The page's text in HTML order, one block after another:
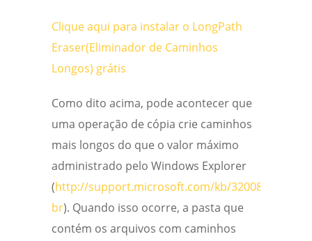
Clique aqui para instalar o LongPath
Eraser(Eliminador de Caminhos
Longos) grátis
Como dito acima, pode acontecer que
uma operação de cópia crie caminhos
mais longos do que o valor máximo
administrado pelo Windows Explorer
(http://support.microsoft.com/kb/320081/pt-
br). Quando isso ocorre, a pasta que
contém os arquivos com caminhos